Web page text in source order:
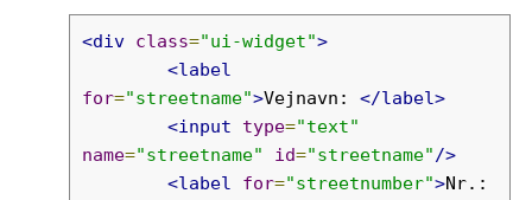
<div class="ui-widget">
<label
for="streetname">Vejnavn: </label>
<input
type="text"
name="streetname" id="streetname"/>
<label
for="streetnumber">